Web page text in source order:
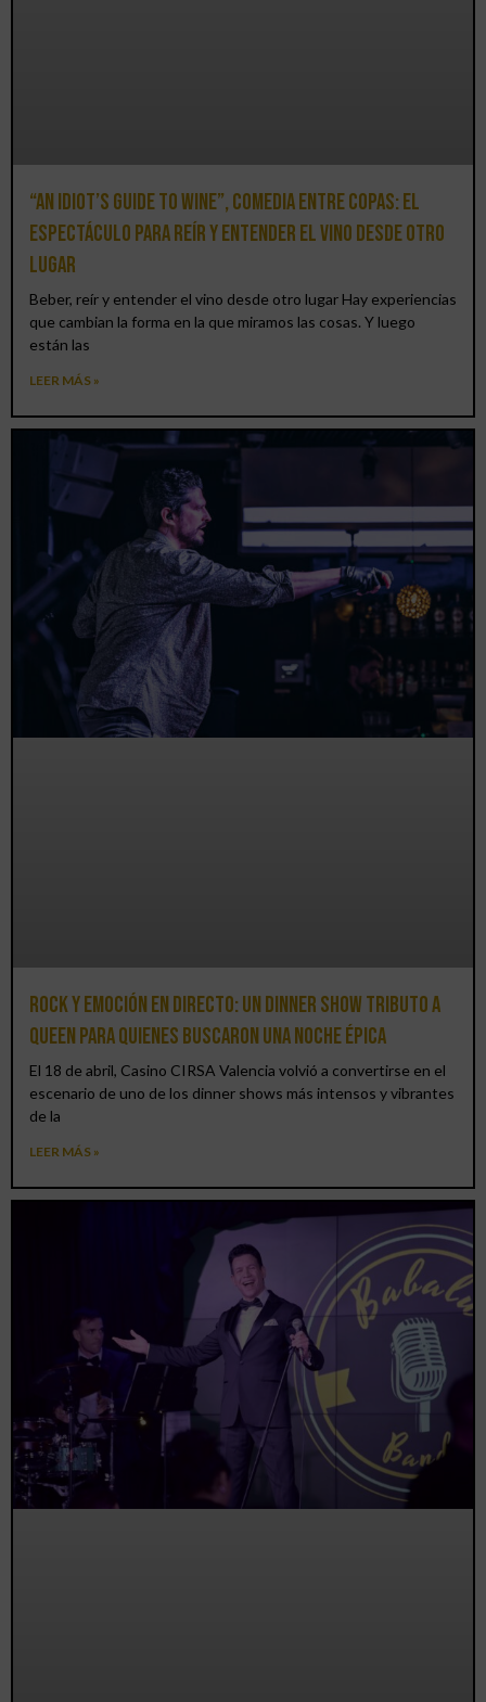
“An Idiot’s Guide to Wine”, comedia entre copas: el
espectáculo para reír y entender el vino desde otro
lugar
Beber, reír y entender el vino desde otro lugar Hay experiencias
que cambian la forma en la que miramos las cosas. Y luego
están las
LEER MÁS »
Rock y emoción en directo: un Dinner Show Tributo a
Queen para quienes buscaron una noche épica
El 18 de abril, Casino CIRSA Valencia volvió a convertirse en el
escenario de uno de los dinner shows más intensos y vibrantes
de la
LEER MÁS »